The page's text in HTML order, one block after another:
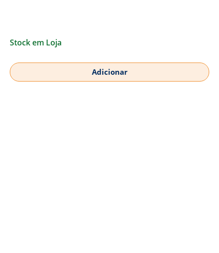
Stock em Loja
Adicionar